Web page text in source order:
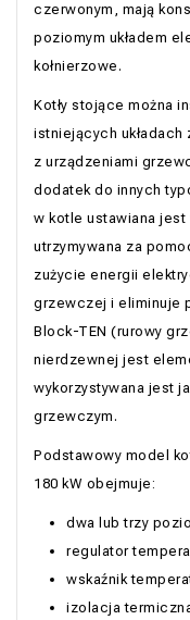
czerwonym, mają
poziomym układem
kołnierzowe.
Kotły stojące można
istniejących
z urządzeniami
dodatek do innych
w kotle ustawiana
utrzymywana za
zużycie energii
grzewczej i eliminuje
Block-TEN (rurowy
nierdzewnej jest
wykorzystywana jest
grzewczym.
Podstawowy model
180 kW obejmuje:
dwa lub trzy
regulator
wskaźnik
izolacja